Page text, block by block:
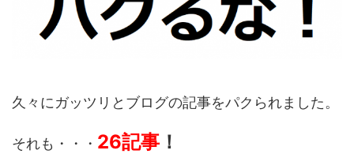
久々にガッツリとブログの記事をパクられました。
それも・・・ 26記事 ！